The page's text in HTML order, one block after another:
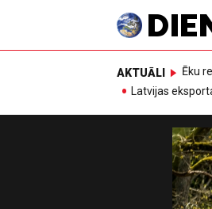
AKTUĀLI Ēku
Latvijas